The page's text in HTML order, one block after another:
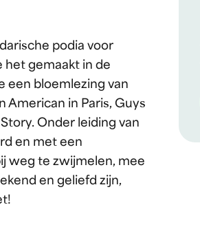
podia voor
het gemaakt in de
een bloemlezing van
American in Paris, Guys
Onder leiding van
en met een
weg te zwijmelen, mee
en geliefd zijn,